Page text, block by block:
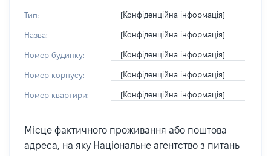
Тип: [Конфіденційна інформація]
Назва: [Конфіденційна інформація]
Номер будинку: [Конфіденційна інформація]
Номер корпусу: [Конфіденційна інформація]
Номер квартири: [Конфіденційна інформація]
Місце фактичного проживання або поштова
адреса, на яку Національне агентство з питань